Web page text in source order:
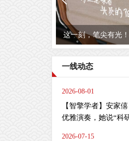
这一刻，笔尖有光
一线动态
2026-08-01
【智擎学者】安家
优雅演奏，她说“科
2026-07-15